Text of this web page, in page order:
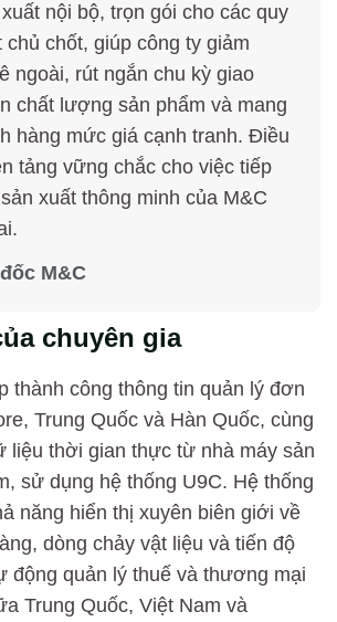
nội bộ, trọn gói cho các quy
chủ chốt, giúp công ty giảm
ngoài, rút ngắn chu kỳ giao
chất lượng sản phẩm và mang
hàng mức giá cạnh tranh. Điều
tảng vững chắc cho việc tiếp
xuất thông minh của M&C
M&C
chuyên gia
thành công thông tin quản lý đơn
Trung Quốc và Hàn Quốc, cùng
liệu thời gian thực từ nhà máy sản
sử dụng hệ thống U9C. Hệ thống
năng hiển thị xuyên biên giới về
dòng chảy vật liệu và tiến độ
động quản lý thuế và thương mại
Trung Quốc, Việt Nam và